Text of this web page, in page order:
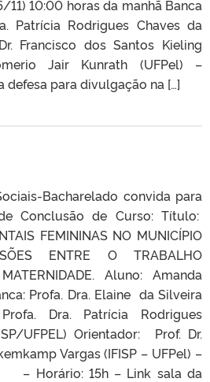
11) 10:00 horas da manhã Banca
Patrícia Rodrigues Chaves da
Francisco dos Santos Kieling
Jair Kunrath (UFPel) –
defesa para divulgação na […]
Bacharelado convida para
Conclusão de Curso: Título:
FEMININAS NO MUNICÍPIO
ENTRE O TRABALHO
Aluno: Amanda
Profa. Dra. Elaine da Silveira
Dra. Patrícia Rodrigues
UFPEL) Orientador: Prof. Dr.
Vargas (IFISP – UFPel) –
– Horário: 15h – Link sala da